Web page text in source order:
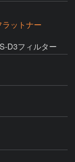
ットナー
D3フィルター